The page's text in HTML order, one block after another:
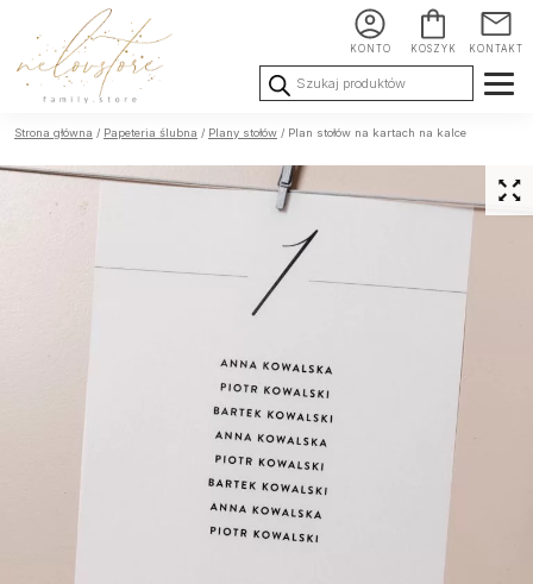
KONTO KOSZYK KONTAKT
Wyszukiwarka
produktów
Ślub i
Chrzest i
Urodziny i
Strona główna / Papeteria ślubna / Plany stołów / Plan stołów na kartach na kalce